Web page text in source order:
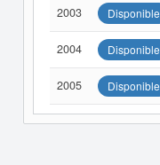
2003 Disponible
2004 Disponible
2005 Disponible